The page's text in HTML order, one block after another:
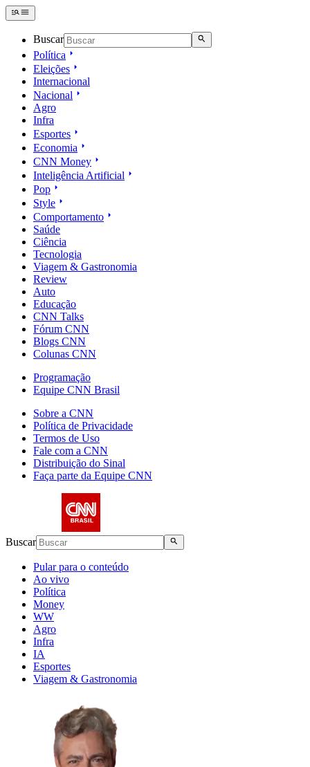
Buscar
Política
Eleições
Internacional
Nacional
Agro
Infra
Esportes
Economia
CNN Money
Inteligência Artificial
Pop
Style
Comportamento
Saúde
Ciência
Tecnologia
Viagem & Gastronomia
Review
Auto
Educação
CNN Talks
Fórum CNN
Blogs CNN
Colunas CNN
Programação
Equipe CNN Brasil
Sobre a CNN
Política de Privacidade
Termos de Uso
Fale com a CNN
Distribuição do Sinal
Faça parte da Equipe CNN
Buscar
Pular para o conteúdo
Ao vivo
Política
Money
WW
Agro
Infra
IA
Esportes
Viagem & Gastronomia